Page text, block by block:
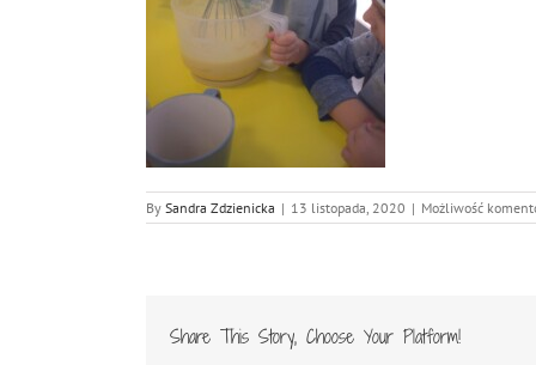
By Sandra Zdzienicka | 13 listopada, 2020 | Możliwość
Share This Story, Choose Your Platform!